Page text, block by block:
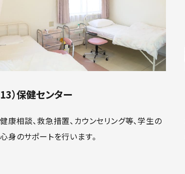
13）保健センター
健康相談、救急措置、カウンセリング等、学生の
心身のサポートを行います。